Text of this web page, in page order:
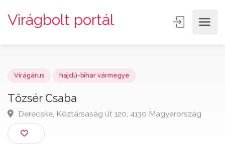
Virágbolt portál
Tőzsér Csaba
Derecske, Köztársaság út 120, 4130 Magyarország